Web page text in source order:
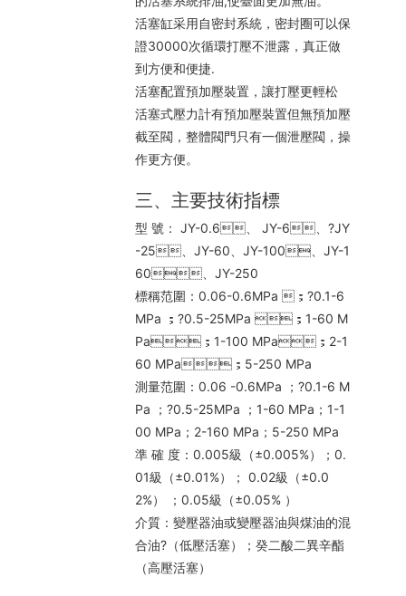
活塞缸采用自密封系統，密封圈可以保
證30000次循環打壓不泄露，真正做
到方便和便捷.
活塞配置預加壓裝置，讓打壓更輕松
活塞式壓力計有預加壓裝置但無預加壓
截至閥，整體閥門只有一個泄壓閥，操
作更方便。
三、主要技術指標
型 號： JY-0.6、 JY-6、?JY
-25、JY-60、JY-100、JY-1
60、JY-250
標稱范圍：0.06-0.6MPa ；?0.1-6
MPa ；?0.5-25MPa ；1-60 M
Pa；1-100 MPa；2-1
60 MPa；5-250 MPa
測量范圍：0.06 -0.6MPa ；?0.1-6 M
Pa ；?0.5-25MPa ；1-60 MPa；1-1
00 MPa；2-160 MPa；5-250 MPa
準 確 度：0.005級（±0.005%）；0.
01級（±0.01%）； 0.02級（±0.0
2%） ；0.05級（±0.05% ）
介質：變壓器油或變壓器油與煤油的混
合油?（低壓活塞）；癸二酸二異辛酯
（高壓活塞）